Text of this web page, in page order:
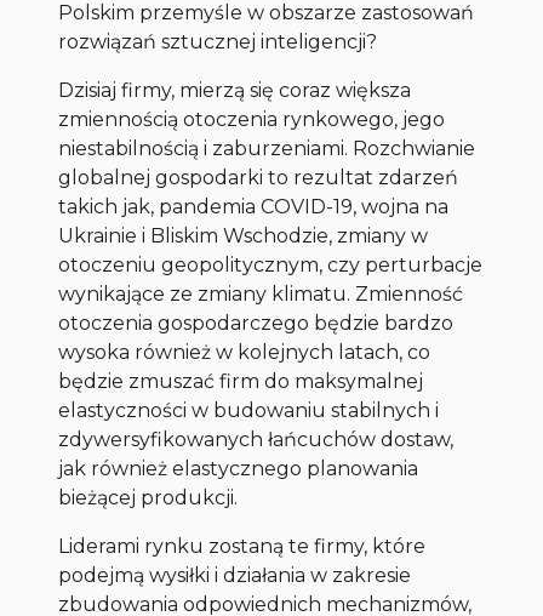
Polskim przemyśle w obszarze zastosowań
rozwiązań sztucznej inteligencji?
Dzisiaj firmy, mierzą się coraz większa
zmiennością otoczenia rynkowego, jego
niestabilnością i zaburzeniami. Rozchwianie
globalnej gospodarki to rezultat zdarzeń
takich jak, pandemia COVID-19, wojna na
Ukrainie i Bliskim Wschodzie, zmiany w
otoczeniu geopolitycznym, czy perturbacje
wynikające ze zmiany klimatu. Zmienność
otoczenia gospodarczego będzie bardzo
wysoka również w kolejnych latach, co
będzie zmuszać firm do maksymalnej
elastyczności w budowaniu stabilnych i
zdywersyfikowanych łańcuchów dostaw,
jak również elastycznego planowania
bieżącej produkcji.
Liderami rynku zostaną te firmy, które
podejmą wysiłki i działania w zakresie
zbudowania odpowiednich mechanizmów,